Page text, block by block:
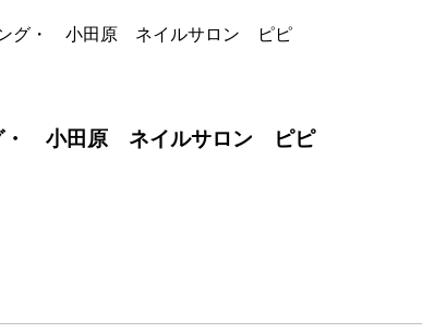
ング・ 小田原 ネイルサロン ピピ
グ・ 小田原 ネイルサロン ピピ